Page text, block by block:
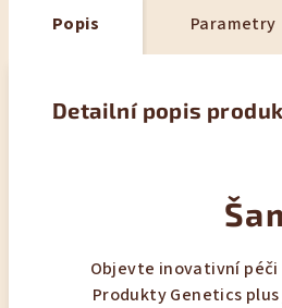
Popis Parametry
Detailní popis
Objevte inovativní péči
Produkty Genetics